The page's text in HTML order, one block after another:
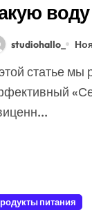
studiohallo_
питания